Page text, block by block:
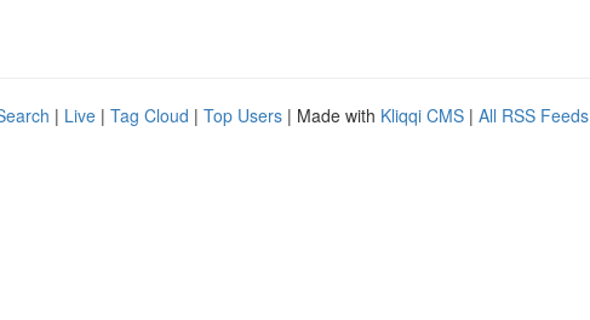
| Live | Tag Cloud | Top Users | Made with Kliqqi CMS | All RSS Feeds